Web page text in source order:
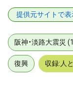
提供元サイトで表
阪神・淡路大震災
復興 収録:人